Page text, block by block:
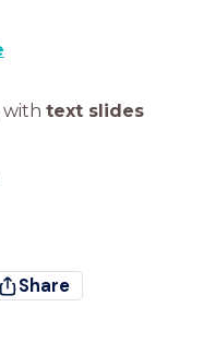
with text slides
Share